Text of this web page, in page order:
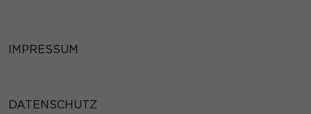
IMPRESSUM
DATENSCHUTZ